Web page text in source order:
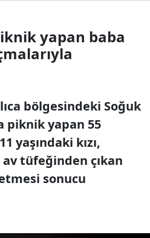
yapan baba
bölgesindeki Soğuk
piknik yapan 55
yaşındaki kızı,
tüfeğinden çıkan
sonucu